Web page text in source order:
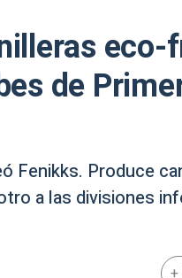
eco-
de
Fenikks. Produce
a las divisiones
+